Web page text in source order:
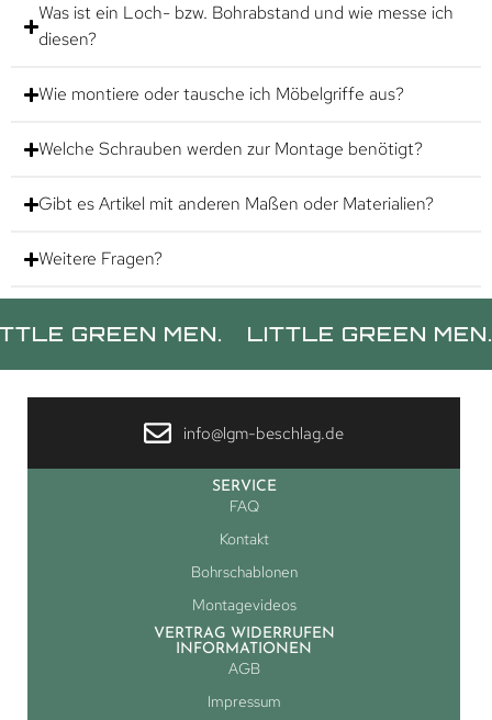
Was ist ein Loch- bzw. Bohrabstand und wie messe ich
diesen?
Wie montiere oder tausche ich Möbelgriffe aus?
Welche Schrauben werden zur Montage benötigt?
Gibt es Artikel mit anderen Maßen oder Materialien?
Weitere Fragen?
MEN. LITTLE GREEN MEN.
info@lgm-beschlag.de
SERVICE
FAQ
Kontakt
Bohrschablonen
Montagevideos
VERTRAG WIDERRUFEN
INFORMATIONEN
AGB
Impressum